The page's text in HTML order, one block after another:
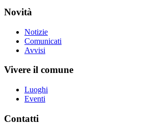
Novità
Notizie
Comunicati
Avvisi
Vivere il comune
Luoghi
Eventi
Contatti